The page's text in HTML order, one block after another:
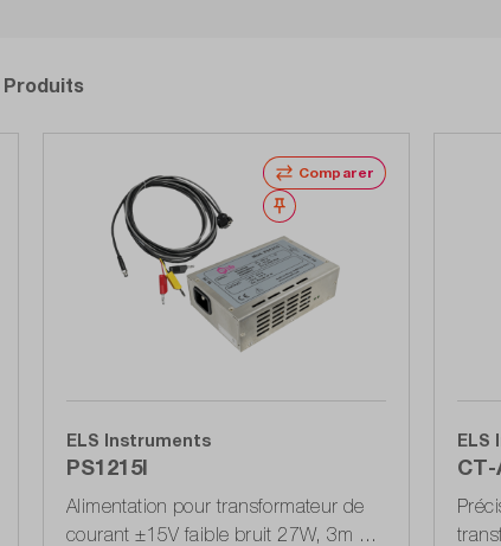
Produits
Comparer
Noter
ELS Instruments
PS1215I
Alimentation pour transformateur de
courant ±15V faible bruit 27W, 3m de
ELS
CT-